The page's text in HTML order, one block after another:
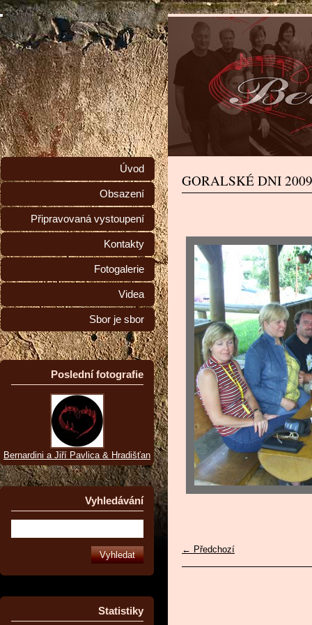
GORALSKÉ DNI 2009
← Předchozí
Úvod
Obsazení
Připravovaná vystoupení
Kontakty
Fotogalerie
Videa
Sbor je sbor
Poslední fotografie
Bernardini a Jiří Pavlica & Hradišťan
Vyhledávání
Statistiky